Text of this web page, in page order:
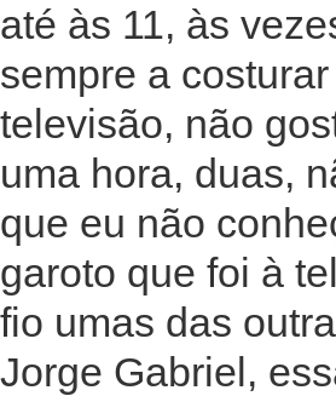
até às 11, às
sempre a
televisão, não
uma hora, duas,
que eu não
garoto que foi à
fio umas das
Jorge Gabriel,